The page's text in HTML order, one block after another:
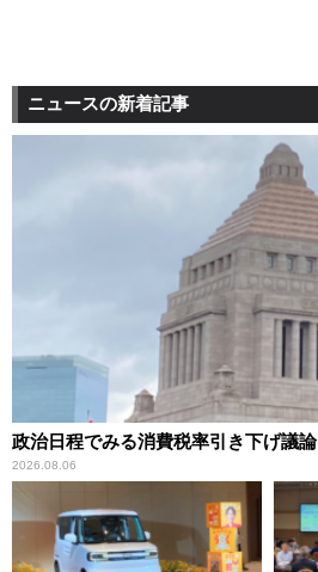
ニュースの新着記事
政治日程でみる消費税率引き下げ議論
2026.08.06